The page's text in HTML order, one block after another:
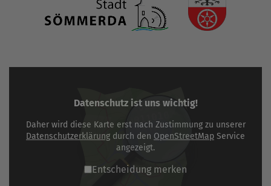
Datenschutz ist uns wichtig!
Daher wird diese Karte erst nach Zustimmung zu unserer
Datenschutzerklärung durch den OpenStreetMap Service
angezeigt.
Entscheidung merken